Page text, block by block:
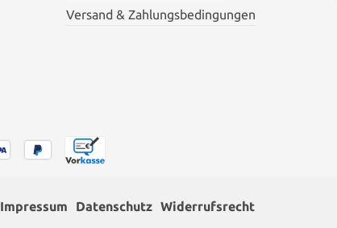
Versand & Zahlungsbedingungen
Impressum Datenschutz Widerrufsrecht